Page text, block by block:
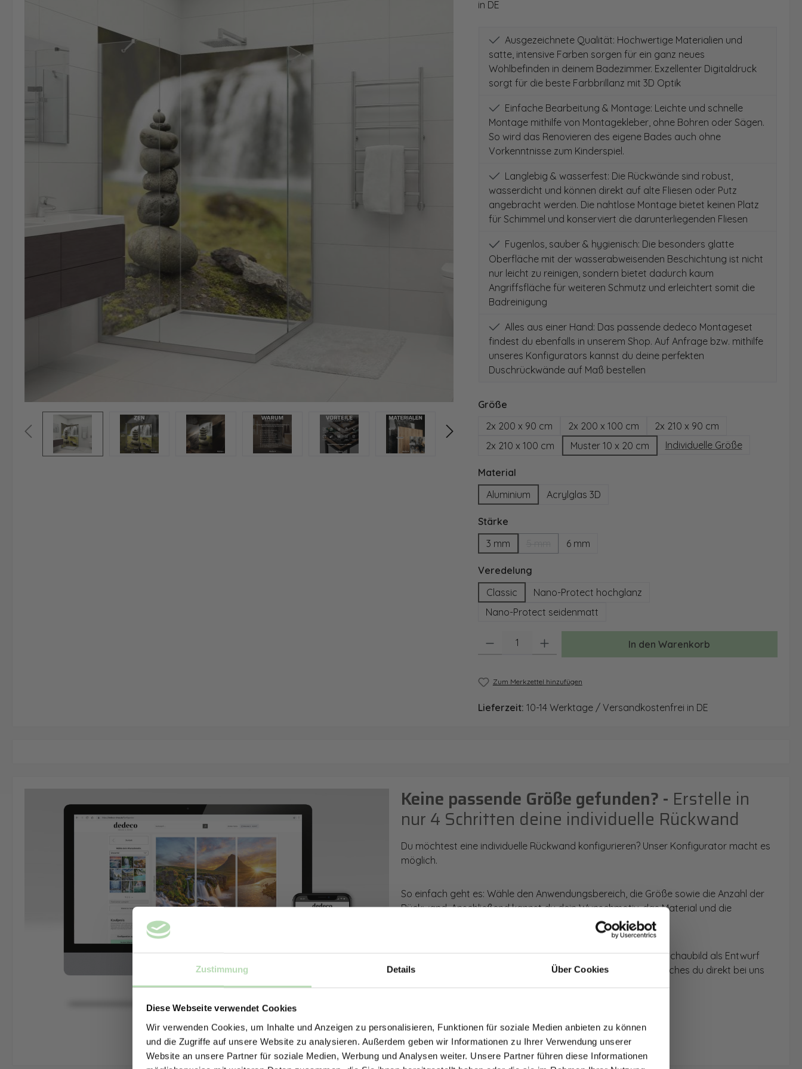
Zustimmung Details Über Cookies
Diese Webseite verwendet Cookies
Wir verwenden Cookies, um Inhalte und Anzeigen zu personalisieren, Funktionen für soziale Medien anbieten zu können
und die Zugriffe auf unsere Website zu analysieren. Außerdem geben wir Informationen zu Ihrer Verwendung unserer
Website an unsere Partner für soziale Medien, Werbung und Analysen weiter. Unsere Partner führen diese Informationen
in DE
Ausgezeichnete Qualität: Hochwertige Materialien und
satte, intensive Farben sorgen für ein ganz neues
Wohlbefinden in deinem Badezimmer. Exzellenter Digitaldruck
sorgt für die beste Farbbrillanz mit 3D Optik
Einfache Bearbeitung & Montage: Leichte und schnelle
Montage mithilfe von Montagekleber, ohne Bohren oder Sägen.
So wird das Renovieren des eigene Bades auch ohne
Vorkenntnisse zum Kinderspiel.
Langlebig & wasserfest: Die Rückwände sind robust,
wasserdicht und können direkt auf alte Fliesen oder Putz
angebracht werden. Die nahtlose Montage bietet keinen Platz
für Schimmel und konserviert die darunterliegenden Fliesen
Fugenlos, sauber & hygienisch: Die besonders glatte
Oberfläche mit der wasserabweisenden Beschichtung ist nicht
nur leicht zu reinigen, sondern bietet dadurch kaum
Angriffsfläche für weiteren Schmutz und erleichtert somit die
Badreinigung
Alles aus einer Hand: Das passende dedeco Montageset
findest du ebenfalls in unserem Shop. Auf Anfrage bzw. mithilfe
unseres Konfigurators kannst du deine perfekten
Duschrückwände auf Maß bestellen
Größeauswählen
2x 200 x 90 cm
2x 200 x 100 cm
2x 210 x 90 cm
2x 210 x 100 cm
Muster 10 x 20 cm Individuelle Größe
Materialauswählen
Aluminium
Acrylglas 3D
Stärkeauswählen
3 mm
(Diese Option ist zurzeit nicht verfügbar.)
6 mm
Veredelungauswählen
Classic
Nano-Protect hochglanz
Nano-Protect seidenmatt
Produkt Anzahl: Gib den gewünschten Wert ein oder benutze die Schaltflächen
In den Warenkorb
Zum Merkzettel hinzufügen
Lieferzeit: 10-14 Werktage / Versandkostenfrei in DE
Keine passende Größe gefunden? - Erstelle in
nur 4 Schritten deine individuelle Rückwand
Du möchtest eine individuelle Rückwand konfigurieren? Unser Konfigurator macht es
möglich.
So einfach geht es: Wähle den Anwendungsbereich, die Größe sowie die Anzahl der
Rückwand. Anschließend kannst du dein Wunschmotiv, das Material und die
Mithilfe unseres Konfigurators werden dir die Rückwände im Schaubild als Entwurf
dargestellt. Parallel erhältst du dein individuelles Angebot, welches du direkt bei uns
bestellen kannst.
Zum Konfigurator
Jetzt zum Newsletter anmelden.